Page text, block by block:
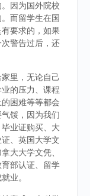
因为国外院校
而留学生在国
要求的，如果
警告过后，还
里，无论自己
的压力、课程
困难等等都会
馁，因为我们
业证购买、大
、英国大学文
大大学文凭、
部认证、留学
业。